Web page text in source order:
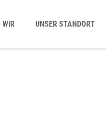
WIR UNSER STANDORT